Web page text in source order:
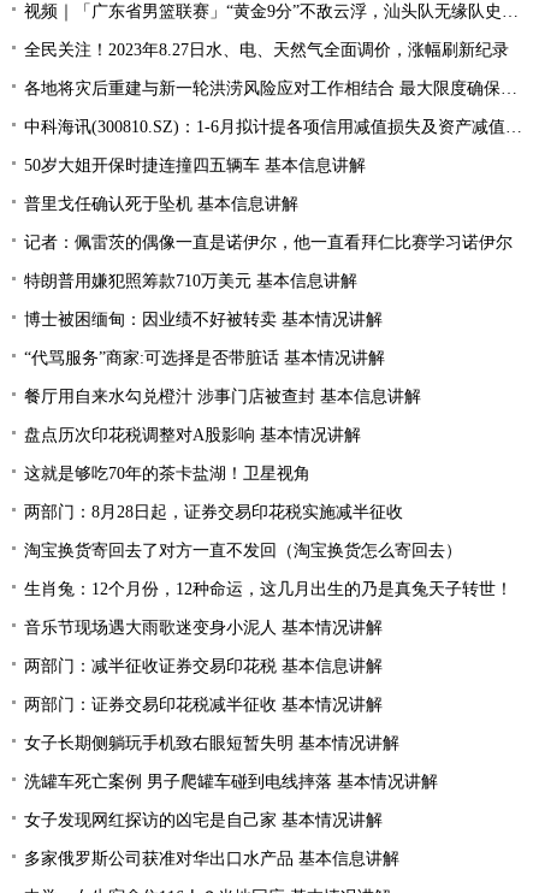
视频｜「广东省男篮联赛」“黄金9分”不敌云浮，汕头队无缘队史首个四强
全民关注！2023年8.27日水、电、天然气全面调价，涨幅刷新纪录
各地将灾后重建与新一轮洪涝风险应对工作相结合 最大限度确保群众生命财产安全
中科海讯(300810.SZ)：1-6月拟计提各项信用减值损失及资产减值准备5189.85万元
50岁大姐开保时捷连撞四五辆车 基本信息讲解
普里戈任确认死于坠机 基本信息讲解
记者：佩雷茨的偶像一直是诺伊尔，他一直看拜仁比赛学习诺伊尔
特朗普用嫌犯照筹款710万美元 基本信息讲解
博士被困缅甸：因业绩不好被转卖 基本情况讲解
“代骂服务”商家:可选择是否带脏话 基本情况讲解
餐厅用自来水勾兑橙汁 涉事门店被查封 基本信息讲解
盘点历次印花税调整对A股影响 基本情况讲解
这就是够吃70年的茶卡盐湖！卫星视角
两部门：8月28日起，证券交易印花税实施减半征收
淘宝换货寄回去了对方一直不发回（淘宝换货怎么寄回去）
生肖兔：12个月份，12种命运，这几月出生的乃是真兔天子转世！
音乐节现场遇大雨歌迷变身小泥人 基本情况讲解
两部门：减半征收证券交易印花税 基本信息讲解
两部门：证券交易印花税减半征收 基本情况讲解
女子长期侧躺玩手机致右眼短暂失明 基本情况讲解
洗罐车死亡案例 男子爬罐车碰到电线摔落 基本情况讲解
女子发现网红探访的凶宅是自己家 基本情况讲解
多家俄罗斯公司获准对华出口水产品 基本信息讲解